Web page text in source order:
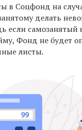
в Соцфонд на
делать
если самозанятый
Фонд не будет
листы.